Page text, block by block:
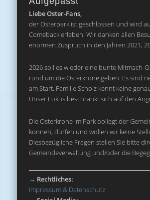
Liebe Oster-Fans,
der Osterpark ist geschlossen und wird
Comeback erleben. Wir danken allen
enormen Zuspruch in den Jahren 2021,
2026 soll es wieder eine bunte Mitmach-
rund um die Osterkrone geben. Es sind
am Start. Familie Scholz kennt keine
Unser Fokus beschränkt sich auf den
Die Osterkrone im Park obliegt der
können, dürfen und wollen wir keine
Diesbezügliche Fragen stellen Sie bitte
Gemeindeverwaltung und/oder die
→ Rechtliches:
Impressum & Datenschutz